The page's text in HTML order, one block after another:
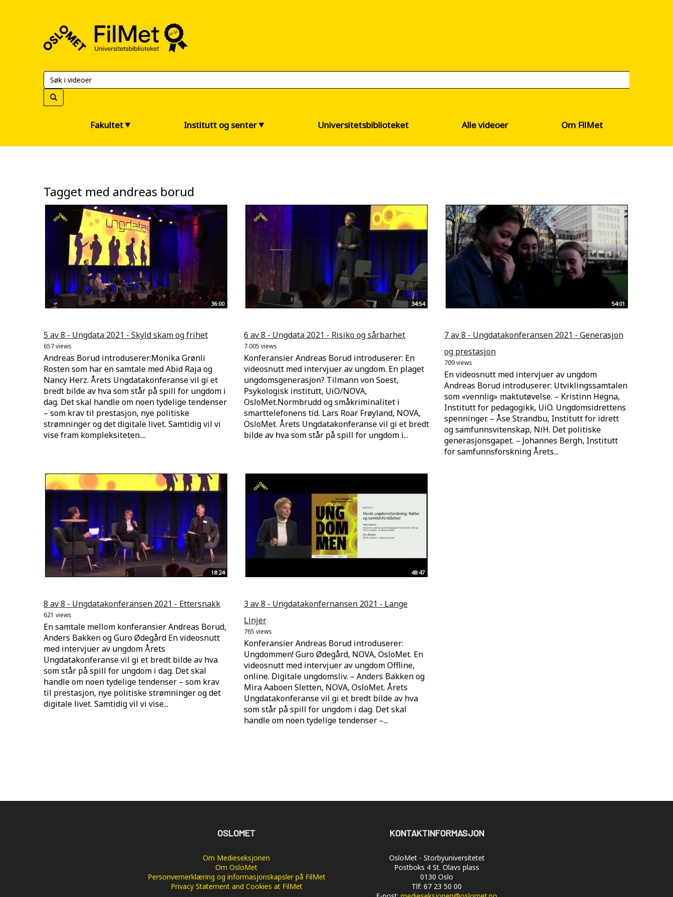
Universitetsbiblioteket
Fakultet Institutt og senter Universitetsbiblioteket Alle videoer Om FilMet
Tagget med andreas borud
36:00
5 av 8 - Ungdata 2021 - Skyld skam og frihet
657 views
Andreas Borud introduserer:Monika Grønli
Rosten som har en samtale med Abid Raja og
Nancy Herz. Årets Ungdatakonferanse vil gi et
bredt bilde av hva som står på spill for ungdom i
dag. Det skal handle om noen tydelige tendenser
– som krav til prestasjon, nye politiske
strømninger og det digitale livet. Samtidig vil vi
vise fram kompleksiteten....
34:54
6 av 8 - Ungdata 2021 - Risiko og sårbarhet
7.005 views
Konferansier Andreas Borud introduserer: En
videosnutt med intervjuer av ungdom. En plaget
ungdomsgenerasjon? Tilmann von Soest,
Psykologisk institutt, UiO/NOVA,
OsloMet.Normbrudd og småkriminalitet i
smarttelefonens tid. Lars Roar Frøyland, NOVA,
OsloMet. Årets Ungdatakonferanse vil gi et bredt
bilde av hva som står på spill for ungdom i...
54:01
7 av 8 - Ungdatakonferansen 2021 - Generasjon
og prestasjon
709 views
En videosnutt med intervjuer av ungdom
Andreas Borud introduserer: Utviklingssamtalen
som «vennlig» maktutøvelse. – Kristinn Hegna,
Institutt for pedagogikk, UiO. Ungdomsidrettens
spenninger. – Åse Strandbu, Institutt for idrett
og samfunnsvitenskap, NiH. Det politiske
generasjonsgapet. – Johannes Bergh, Institutt
for samfunnsforskning Årets...
18:24
8 av 8 - Ungdatakonferansen 2021 - Ettersnakk
621 views
En samtale mellom konferansier Andreas Borud,
Anders Bakken og Guro Ødegård En videosnutt
med intervjuer av ungdom Årets
Ungdatakonferanse vil gi et bredt bilde av hva
som står på spill for ungdom i dag. Det skal
handle om noen tydelige tendenser – som krav
til prestasjon, nye politiske strømninger og det
digitale livet. Samtidig vil vi vise...
48:47
3 av 8 - Ungdatakonfernansen 2021 - Lange
Linjer
765 views
Konferansier Andreas Borud introduserer:
Ungdommen! Guro Ødegård, NOVA, OsloMet. En
videosnutt med intervjuer av ungdom Offline,
online. Digitale ungdomsliv. – Anders Bakken og
Mira Aaboen Sletten, NOVA, OsloMet. Årets
Ungdatakonferanse vil gi et bredt bilde av hva
som står på spill for ungdom i dag. Det skal
handle om noen tydelige tendenser –...
OSLOMET
Om Medieseksjonen
Om OsloMet
Personvernerklæring og informasjonskapsler på FilMet
Privacy Statement and Cookies at FilMet
KONTAKTINFORMASJON
OsloMet - Storbyuniversitetet
Postboks 4 St. Olavs plass
0130 Oslo
Tlf: 67 23 50 00